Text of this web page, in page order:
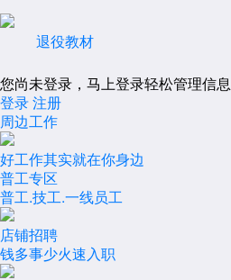
退役教材
您尚未登录，马上登录轻松管理信息
登录注册
周边工作
好工作其实就在你身边
普工专区
普工.技工.一线员工
店铺招聘
钱多事少火速入职